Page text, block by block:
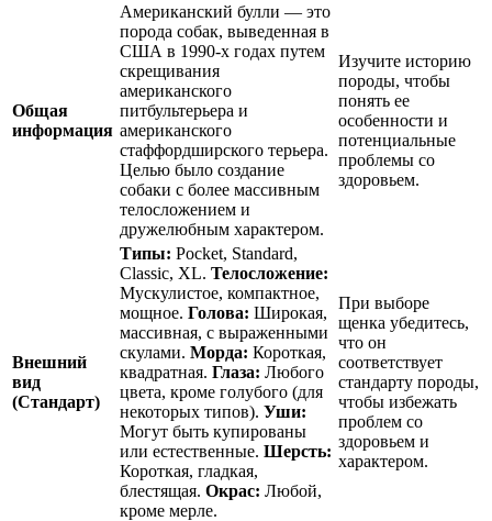
Общая
информация
Американский булли — это
порода собак, выведенная в
США в 1990-х годах путем
скрещивания
американского
питбультерьера и
американского
стаффордширского терьера.
Целью было создание
собаки с более массивным
телосложением и
дружелюбным характером.
Изучите историю
породы, чтобы
понять ее
особенности и
потенциальные
проблемы со
здоровьем.
Внешний
вид
(Стандарт)
Типы: Pocket, Standard,
Classic, XL. Телосложение:
Мускулистое, компактное,
мощное. Голова: Широкая,
массивная, с выраженными
скулами. Морда: Короткая,
квадратная. Глаза: Любого
цвета, кроме голубого (для
некоторых типов). Уши:
Могут быть купированы
или естественные. Шерсть:
Короткая, гладкая,
блестящая. Окрас: Любой,
кроме мерле.
При выборе
щенка убедитесь,
что он
соответствует
стандарту породы,
чтобы избежать
проблем со
здоровьем и
характером.